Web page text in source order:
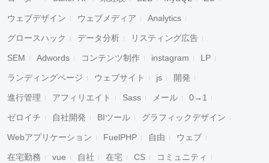
ウェブデザイン ウェブメディア Analytics
グロースハック データ分析 リスティング広告
SEM Adwords コンテンツ制作 instagram LP
ランディングページ ウェブサイト js 開発
進行管理 アフィリエイト Sass メール 0→1
ゼロイチ 自社開発 BIツール グラフィックデザイン
Webアプリケーション FuelPHP 自由 ウェブ
在宅勤務 vue 自社 在宅 CS コミュニティ